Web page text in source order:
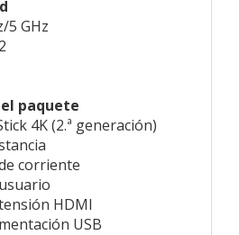
5 GHz
paquete
4K (2.ª generación)
corriente
HDMI
USB